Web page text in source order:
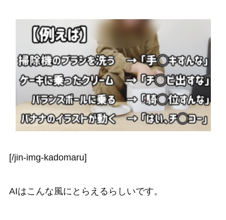
[/jin-img-kadomaru]
AIはこんな風にとらえるらしいです。